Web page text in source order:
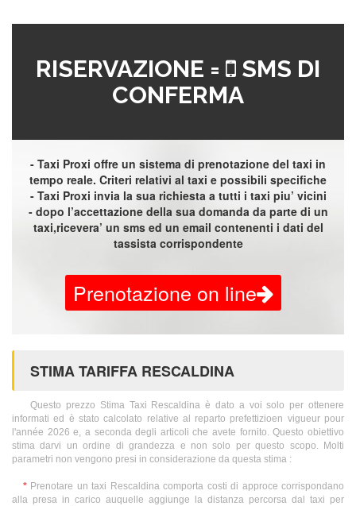
RISERVAZIONE =
SMS DI
CONFERMA
- Taxi Proxi offre un sistema di prenotazione del taxi in
tempo reale. Criteri relativi al taxi e possibili specifiche
- Taxi Proxi invia la sua richiesta a tutti i taxi piu’ vicini
- dopo l’accettazione della sua domanda da parte di un
taxi,ricevera’ un sms ed un email contenenti i dati del
tassista corrispondente
Prenotazione on line
STIMA TARIFFA RESCALDINA
Questo prezzo Stima Taxi Rescaldina è dato a voi solo per ottenere
informati ed è stato calcolato relative al reparto prefettizioen vigueur pour
l'année 2026 e, a seconda degli articoli che avete fornito. Questo obiettivo
stima darvi un ordine di grandezza e non solo per questo scopo. Molti
parametri non vengono presi in considerazione da questa stima :
*Prenotare un taxi Rescaldina comporta costi di approce corrispondano
alla presa in carico auquelle aggiunge la distanza percorsa dal taxi per